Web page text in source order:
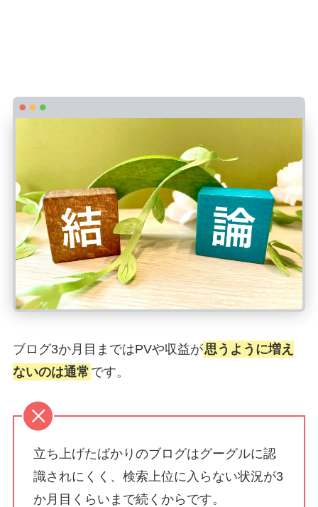
ブログ3か月目まではPVや収益が思うように増え
ないのは通常 です。
立ち上げたばかりのブログはグーグルに認
識されにくく、検索上位に入らない状況が3
か月目くらいまで続く からです。